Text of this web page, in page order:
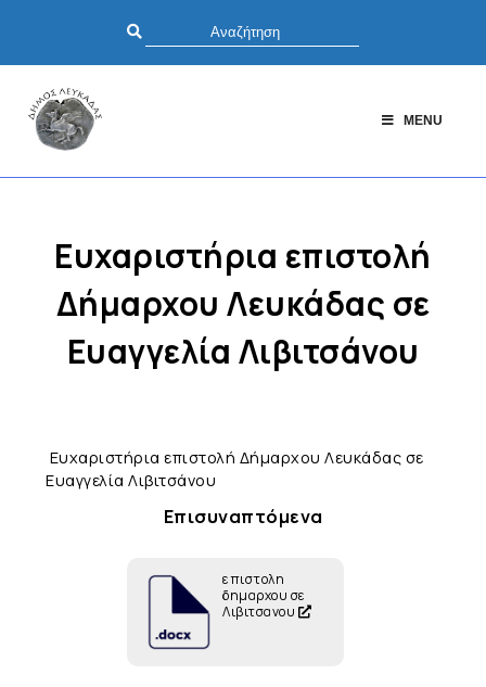
MENU
Ευχαριστήρια επιστολή
Δήμαρχου Λευκάδας σε
Ευαγγελία Λιβιτσάνου
Ευχαριστήρια επιστολή Δήμαρχου Λευκάδας σε
Ευαγγελία Λιβιτσάνου
Επισυναπτόμενα
επιστολη
δημαρχου σε
Λιβιτσανου